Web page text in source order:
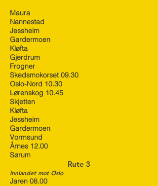
Maura
Nannestad
Jessheim
Gardermoen
Kløfta
Gjerdrum
Frogner
Skedsmokorset 09.30
Oslo-Nord 10.30
Lørenskog 10.45
Skjetten
Kløfta
Jessheim
Gardermoen
Vormsund
Årnes 12.00
Sørum
Rute 3
Innlandet mot Oslo
Jaren 08.00